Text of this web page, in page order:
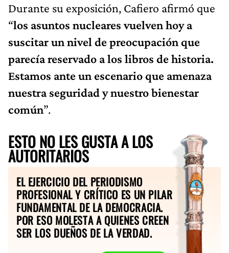
Durante su exposición, Cafiero afirmó que
“los asuntos nucleares vuelven hoy a
suscitar un nivel de preocupación que
parecía reservado a los libros de historia.
Estamos ante un escenario que amenaza
nuestra seguridad y nuestro bienestar
común”.
ESTO NO LES GUSTA A LOS
AUTORITARIOS
EL EJERCICIO DEL PERIODISMO
PROFESIONAL Y CRÍTICO ES UN PILAR
FUNDAMENTAL DE LA DEMOCRACIA.
POR ESO MOLESTA A QUIENES CREEN
SER LOS DUEÑOS DE LA VERDAD.